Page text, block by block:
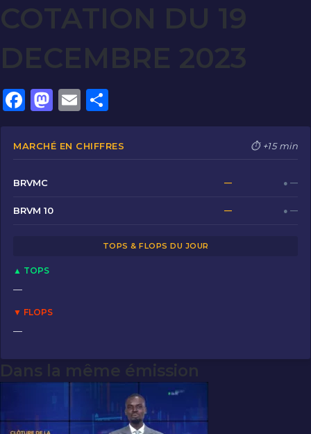
COTATION DU 19
DECEMBRE 2023
F
a
c
b
o
o
M
a
st
o
n
E
m
ai
ar
ta
MARCHÉ EN CHIFFRES ⏱ +15 min
BRVMC — ● —
BRVM 10 — ● —
TOPS & FLOPS DU JOUR
▲ TOPS
—
▼ FLOPS
—
Dans la même émission